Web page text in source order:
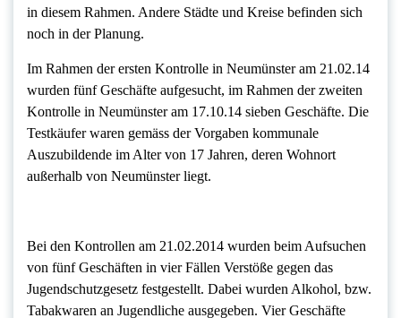
in diesem Rahmen. Andere Städte und Kreise befinden sich
noch in der Planung.
Im Rahmen der ersten Kontrolle in Neumünster am 21.02.14
wurden fünf Geschäfte aufgesucht, im Rahmen der zweiten
Kontrolle in Neumünster am 17.10.14 sieben Geschäfte. Die
Testkäufer waren gemäss der Vorgaben kommunale
Auszubildende im Alter von 17 Jahren, deren Wohnort
außerhalb von Neumünster liegt.
Bei den Kontrollen am 21.02.2014 wurden beim Aufsuchen
von fünf Geschäften in vier Fällen Verstöße gegen das
Jugendschutzgesetz festgestellt. Dabei wurden Alkohol, bzw.
Tabakwaren an Jugendliche ausgegeben. Vier Geschäfte